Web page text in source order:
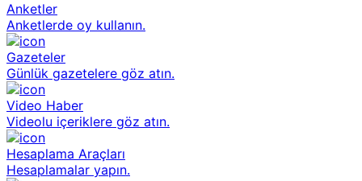
Anketler
Anketlerde oy kullanın.
Gazeteler
Günlük gazetelere göz atın.
Video Haber
Videolu içeriklere göz atın.
Hesaplama Araçları
Hesaplamalar yapın.